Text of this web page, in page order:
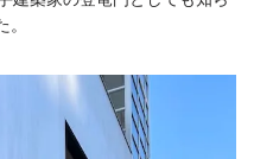
Tr
an